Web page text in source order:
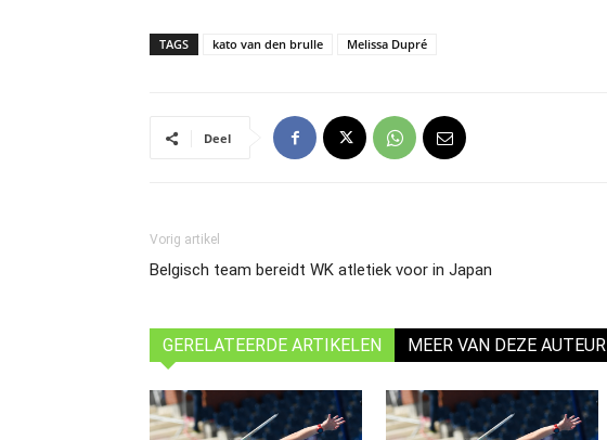
TAGS kato van den brulle Melissa Dupré
Deel
Vorig artikel
Belgisch team bereidt WK atletiek voor in Japan
GERELATEERDE ARTIKELEN MEER VAN DEZE AUTEUR